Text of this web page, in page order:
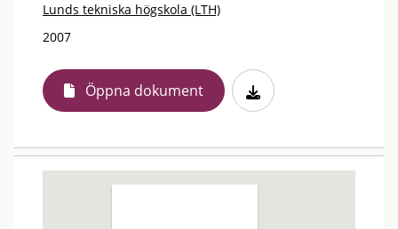
Lunds tekniska högskola (LTH)
2007
Öppna dokument